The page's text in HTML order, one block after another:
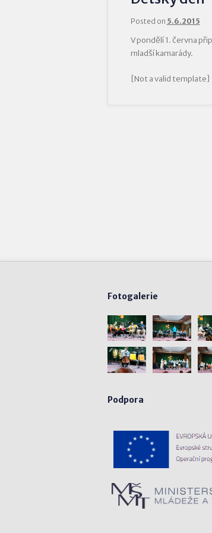
Posted on 5.6.2015
V pondělí 1. června
mladší kamarády.
[Not a valid template]
Fotogalerie
Podpora